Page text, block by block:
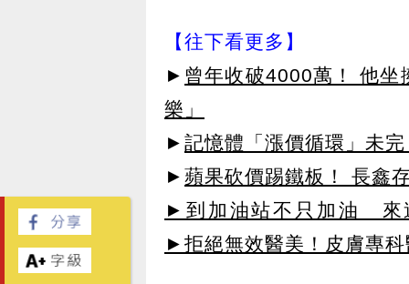
【往下看更多】
► 曾年收破4000萬！ 他坐
樂」
► 記憶體「漲價循環」未
► 蘋果砍價踢鐵板！ 長鑫
►到加油站不只加油 來
新...
►拒絕無效醫美！皮膚專